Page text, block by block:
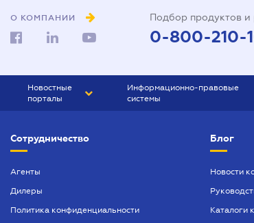
О КОМПАНИИ Подбор продуктов
0-800-210-
Новостные
порталы
БИЗНЕС
Информационно-правовые
системы
БУХГАЛТЕР ПРОФ
ЮРИСТ ПРОФ
Сотрудничество
Агенты
Дилеры
Политика конфиденциальности
Блог
Новости
Каталоги